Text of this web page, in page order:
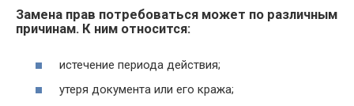
Замена прав потребоваться может по различным
причинам. К ним относится:
истечение периода действия;
утеря документа или его кража;